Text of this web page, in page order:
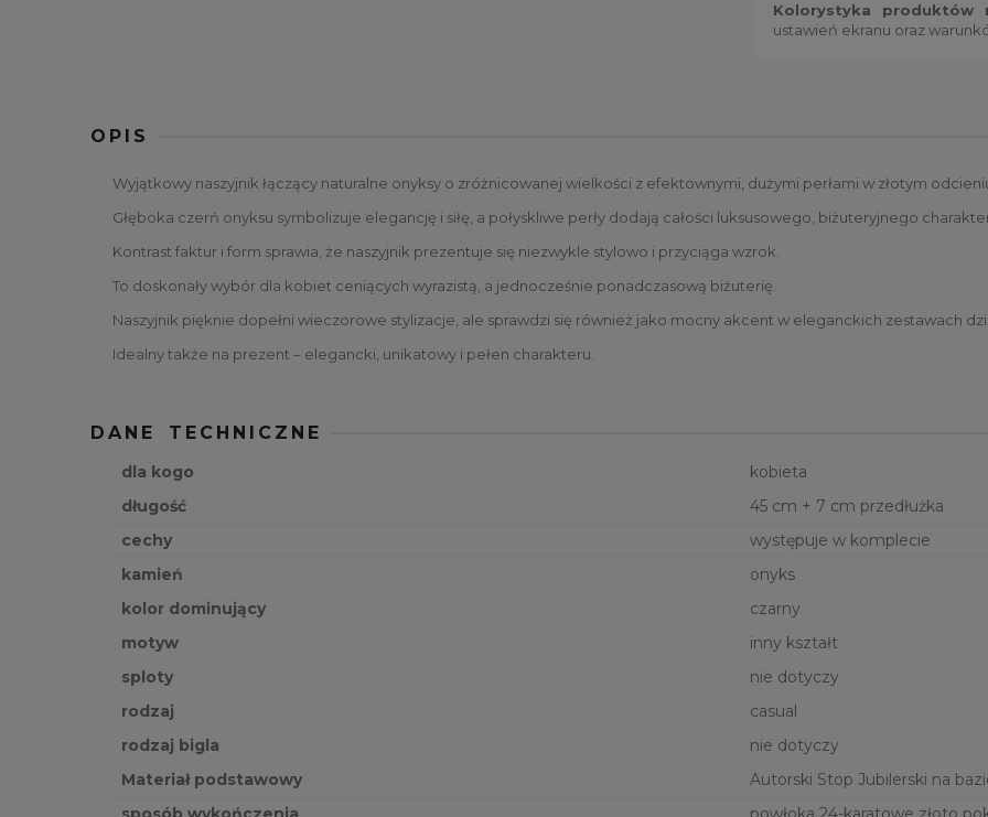
Kolorystyka produktów
ustawień ekranu oraz
OPIS
Wyjątkowy naszyjnik łączący naturalne onyksy o zróżnicowanej wielkości z efektownymi, dużymi perłami w złotym
Głęboka czerń onyksu symbolizuje elegancję i siłę, a połyskliwe perły dodają całości luksusowego, biżuteryjnego
Kontrast faktur i form sprawia, że naszyjnik prezentuje się niezwykle stylowo i przyciąga wzrok.
To doskonały wybór dla kobiet ceniących wyrazistą, a jednocześnie ponadczasową biżuterię.
Naszyjnik pięknie dopełni wieczorowe stylizacje, ale sprawdzi się również jako mocny akcent w eleganckich zestawach
Idealny także na prezent – elegancki, unikatowy i pełen charakteru.
DANE TECHNICZNE
dla kogo
kobieta
długość
45 cm + 7 cm przedłużka
cechy
występuje w komplecie
kamień
onyks
kolor dominujący
czarny
motyw
inny kształt
sploty
nie dotyczy
rodzaj
casual
rodzaj bigla
nie dotyczy
Materiał podstawowy
Autorski Stop Jubilerski na